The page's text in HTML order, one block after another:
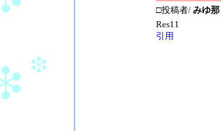
□投稿者/ みゆ那
Res11
引用